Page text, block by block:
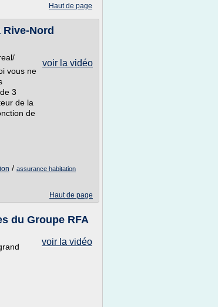
Haut de page
Nord
voir la vidéo
vous ne
3
de la
de
/ assurance habitation
Haut de page
du Groupe RFA
voir la vidéo